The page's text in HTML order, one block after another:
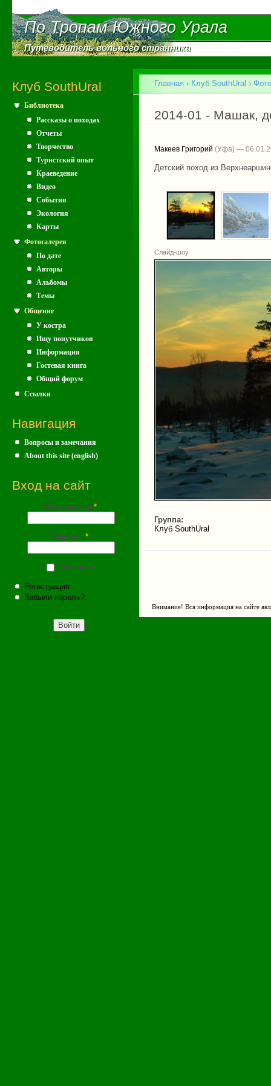
По Тропам Южного Урала
По Тропам Южного Урала
Путеводитель вольного странника
Путеводитель вольного странника
Клуб SouthUral
Библиотека
Рассказы о походах
Отчеты
Творчество
Туристский опыт
Краеведение
Видео
События
Экология
Карты
Фотогалерея
По дате
Авторы
Альбомы
Темы
Общение
У костра
Ищу попутчиков
Информация
Гостевая книга
Общий форум
Ссылки
Навигация
Вопросы и замечания
About this site (english)
Вход на сайт
Имя (почта) *
Пароль *
Запомнить
Регистрация
Забыли пароль?
Вы здесь
Главная › Клуб SouthUral ›
2014-01 - Машак,
Макеев Григорий (Уфа) —
Детский поход из
Слайд-шоу
Группа:
Клуб SouthUral
Внимание! Вся информация на сайте